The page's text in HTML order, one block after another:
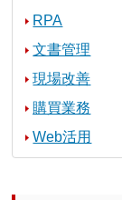
RPA
文書管理
現場改善
購買業務
Web活用